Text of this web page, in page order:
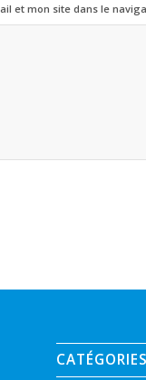
et mon site dans le
CATÉGORIES